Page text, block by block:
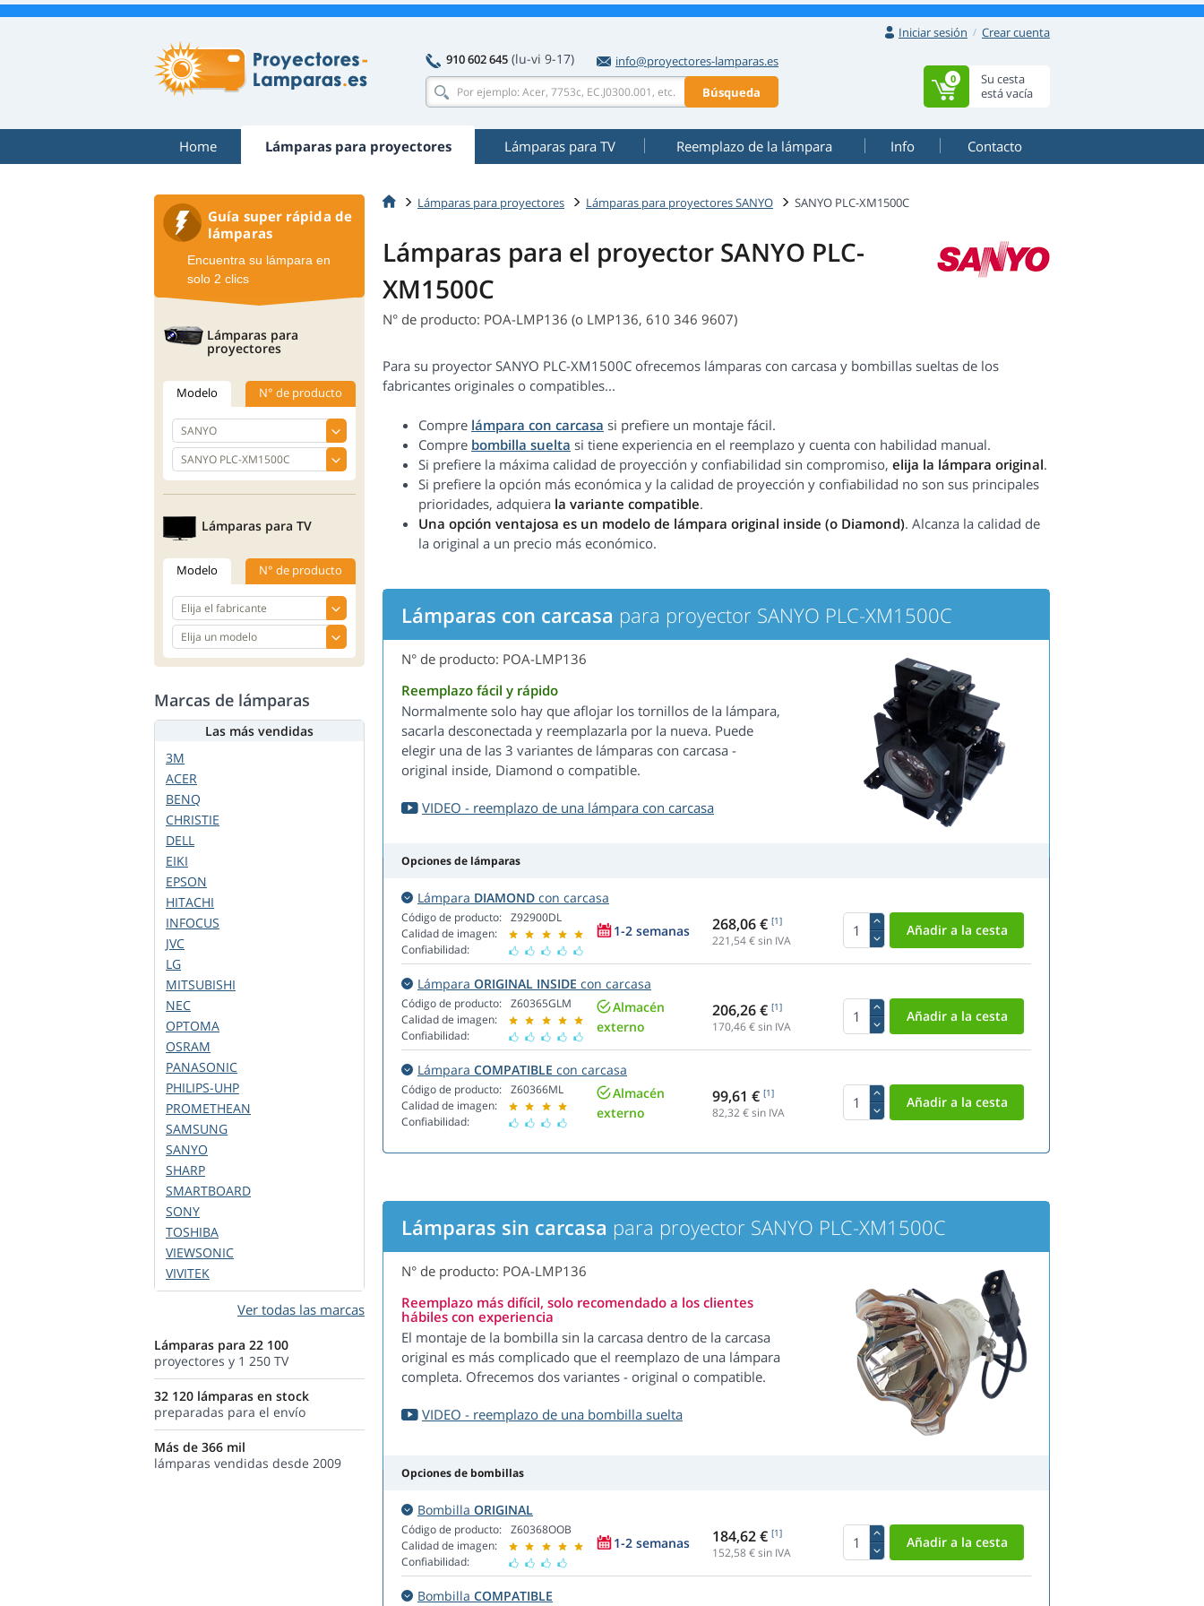
Iniciar sesión
Crear cuenta
910 602 645 (lu-vi 9-17)
info@proyectores-lamparas.es
Búsqueda
Su cesta
está vacía
0
Home Lámparas para proyectores Lámparas para TV Reemplazo de la lámpara Info Contacto
Lámparas para proyectores Lámparas para proyectores SANYO SANYO PLC-XM1500C
Lámparas para el proyector SANYO PLC-
XM1500C
N° de producto: POA-LMP136 (o LMP136, 610 346 9607)
Para su proyector SANYO PLC-XM1500C ofrecemos lámparas con carcasa y bombillas sueltas de los
fabricantes originales o compatibles...
Compre lámpara con carcasa si prefiere un montaje fácil.
Compre bombilla suelta si tiene experiencia en el reemplazo y cuenta con habilidad manual.
Si prefiere la máxima calidad de proyección y confiabilidad sin compromiso, elija la lámpara original.
Si prefiere la opción más económica y la calidad de proyección y confiabilidad no son sus principales
prioridades, adquiera la variante compatible.
Una opción ventajosa es un modelo de lámpara original inside (o Diamond). Alcanza la calidad de
la original a un precio más económico.
Lámparas con carcasa para proyector SANYO PLC-XM1500C
N° de producto: POA-LMP136
Reemplazo fácil y rápido
Normalmente solo hay que aflojar los tornillos de la lámpara,
sacarla desconectada y reemplazarla por la nueva. Puede
elegir una de las 3 variantes de lámparas con carcasa -
original inside, Diamond o compatible.
VIDEO - reemplazo de una lámpara con carcasa
Opciones de lámparas
Lámpara DIAMOND con carcasa
Código de producto:
Calidad de imagen:
Confiabilidad:
Z92900DL
1-2 semanas 268,06 € [1]
221,54€ sin IVA
Lámpara ORIGINAL INSIDE con carcasa
Código de producto:
Calidad de imagen:
Confiabilidad:
Z60365GLM
Almacén
externo
206,26 € [1]
170,46€ sin IVA
Lámpara COMPATIBLE con carcasa
Código de producto:
Calidad de imagen:
Confiabilidad:
Z60366ML
Almacén
externo
99,61 € [1]
82,32€ sin IVA
Lámparas sin carcasa para proyector SANYO PLC-XM1500C
N° de producto: POA-LMP136
Reemplazo más difícil, solo recomendado a los clientes
hábiles con experiencia
El montaje de la bombilla sin la carcasa dentro de la carcasa
original es más complicado que el reemplazo de una lámpara
completa. Ofrecemos dos variantes - original o compatible.
VIDEO - reemplazo de una bombilla suelta
Opciones de bombillas
Bombilla ORIGINAL
Código de producto:
Calidad de imagen:
Confiabilidad:
Z60368OOB
1-2 semanas 184,62 € [1]
152,58€ sin IVA
Bombilla COMPATIBLE
Guía super rápida de
lámparas
Encuentra su lámpara en
solo 2 clics
Lámparas para
proyectores
Modelo N° de producto
Lámparas para TV
Modelo N° de producto
Marcas de lámparas
Las más vendidas
3M
ACER
BENQ
CHRISTIE
DELL
EIKI
EPSON
HITACHI
INFOCUS
JVC
LG
MITSUBISHI
NEC
OPTOMA
OSRAM
PANASONIC
PHILIPS-UHP
PROMETHEAN
SAMSUNG
SANYO
SHARP
SMARTBOARD
SONY
TOSHIBA
VIEWSONIC
VIVITEK
Ver todas las marcas
Lámparas para 22 100
proyectores y 1 250 TV
32 120 lámparas en stock
preparadas para el envío
Más de 366 mil
lámparas vendidas desde 2009